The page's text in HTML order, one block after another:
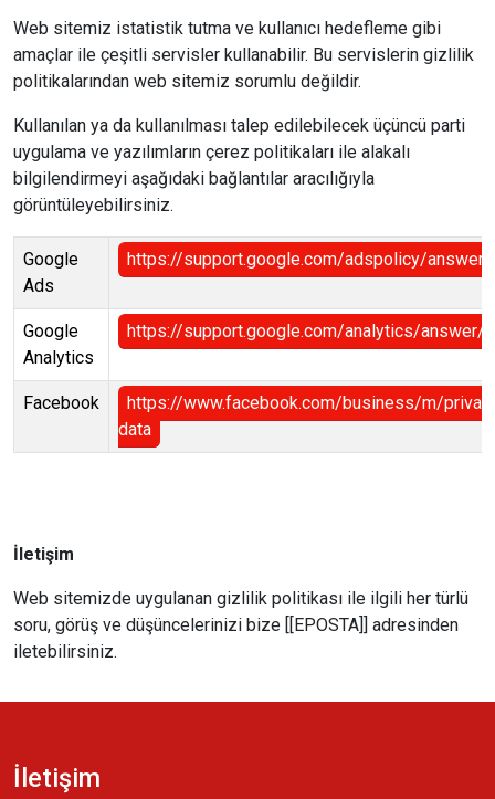
Web sitemiz istatistik tutma ve kullanıcı hedefleme gibi
amaçlar ile çeşitli servisler kullanabilir. Bu servislerin gizlilik
politikalarından web sitemiz sorumlu değildir.
Kullanılan ya da kullanılması talep edilebilecek üçüncü parti
uygulama ve yazılımların çerez politikaları ile alakalı
bilgilendirmeyi aşağıdaki bağlantılar aracılığıyla
görüntüleyebilirsiniz.
Google
Ads
https://support.google.com/adspolicy/
Google
Analytics
https://support.google.com/analytics/answer/
Facebook
https://www.facebook.com/business/m/
data
İletişim
Web sitemizde uygulanan gizlilik politikası ile ilgili her türlü
soru, görüş ve düşüncelerinizi bize [[EPOSTA]] adresinden
iletebilirsiniz.
İletişim